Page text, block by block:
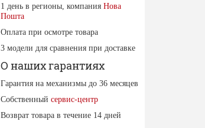
1 день в регионы, компанияНова
Пошта
Оплата при осмотре товара
3 модели для сравнения при доставке
О наших гарантиях
Гарантия на механизмы до 36 месяцев
Собственныйсервис-центр
Возврат товара в течение 14 дней